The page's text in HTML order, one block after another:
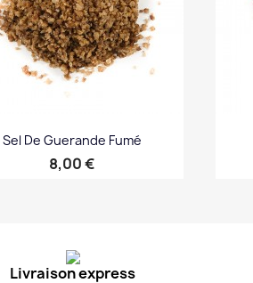
Sel De Guerande Fumé
Prix
8,00 €
Livraison express